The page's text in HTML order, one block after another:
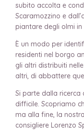
subito accolta e
Scaramozzino e
piantare degli olmi
È un modo per
residenti nel borgo
gli altri distribuiti
altri, di abbattere
Si parte dalla ricerca
difficile. Scopriamo
ma alla fine, la
consigliere Lorenzo